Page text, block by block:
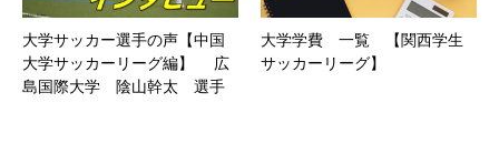
大学サッカー選手の声【中国
大学サッカーリーグ編】 広
島国際大学 陰山幹太 選手
大学学費 一覧 【関西学生
サッカーリーグ】